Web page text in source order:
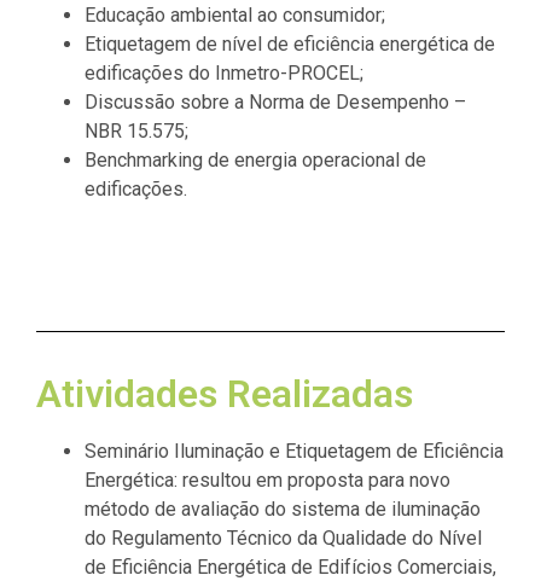
Educação ambiental ao consumidor;
Etiquetagem de nível de eficiência energética de
edificações do Inmetro-PROCEL;
Discussão sobre a Norma de Desempenho –
NBR 15.575;
Benchmarking de energia operacional de
edificações.
Atividades Realizadas
Seminário Iluminação e Etiquetagem de Eficiência
Energética: resultou em proposta para novo
método de avaliação do sistema de iluminação
do Regulamento Técnico da Qualidade do Nível
de Eficiência Energética de Edifícios Comerciais,